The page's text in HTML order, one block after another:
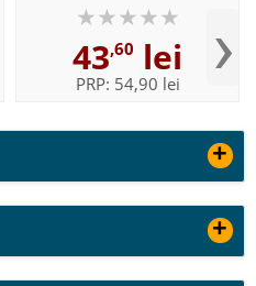
+
+
43,60 lei
PRP: 54,90 lei ›